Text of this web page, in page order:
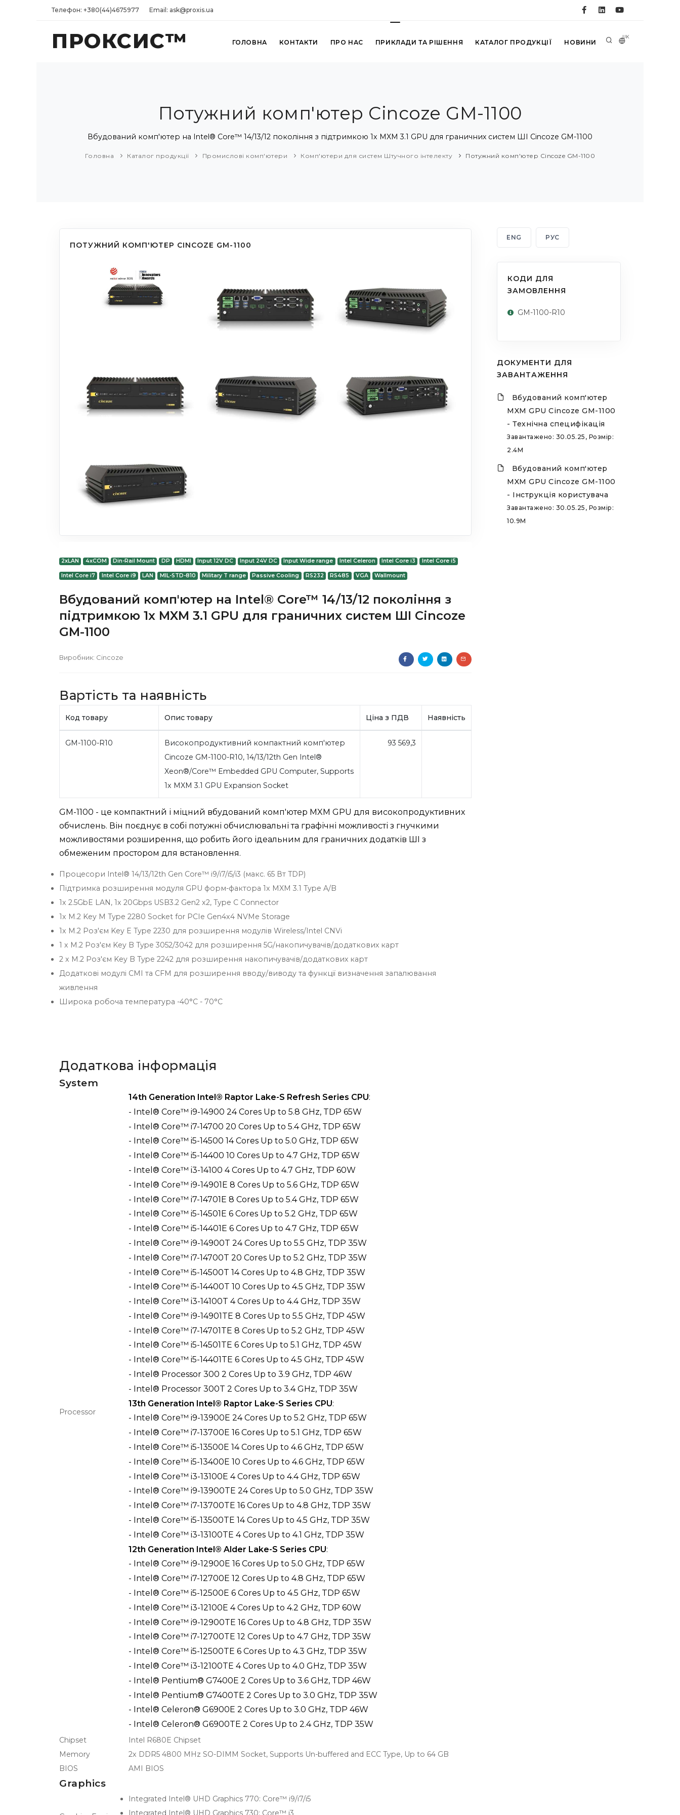
Телефон: +380(44)4675977 Email: ask@proxis.ua
ПРОКСИС™ UK
ГОЛОВНА КОНТАКТИ ПРО НАС ПРИКЛАДИ ТА РІШЕННЯ КАТАЛОГ ПРОДУКЦІЇ НОВИНИ
Потужний комп'ютер Cincoze GM-1100
Вбудований комп'ютер на Intel® Core™ 14/13/12 покоління з підтримкою 1x MXM 3.1 GPU для граничних систем ШІ Cincoze GM-1100
Головна Каталог продукції Промислові комп'ютери Комп'ютери для систем Штучного інтелекту Потужний комп'ютер Cincoze GM-1100
ПОТУЖНИЙ КОМП'ЮТЕР CINCOZE GM-1100
2xLAN 4xCOM Din-Rail Mount DP HDMI Input 12V DC Input 24V DC Input Wide range Intel Celeron Intel Core i3 Intel Core i5
Intel Core i7 Intel Core i9 LAN MIL-STD-810 Military T range Passive Cooling RS232 RS485 VGA Wallmount
Вбудований комп'ютер на Intel® Core™ 14/13/12 покоління з
підтримкою 1x MXM 3.1 GPU для граничних систем ШІ Cincoze
GM-1100
Виробник: Cincoze
Вартість та наявність
Код товару Опис товару Ціна з ПДВ Наявність
GM-1100-R10
Високопродуктивний компактний комп'ютер
Cincoze GM-1100-R10, 14/13/12th Gen Intel®
Xeon®/Core™ Embedded GPU Computer, Supports
1x MXM 3.1 GPU Expansion Socket
93 569,3
GM-1100 - це компактний і міцний вбудований комп'ютер MXM GPU для високопродуктивних
обчислень. Він поєднує в собі потужні обчислювальні та графічні можливості з гнучкими
можливостями розширення, що робить його ідеальним для граничних додатків ШІ з
обмеженим простором для встановлення.
Процесори Intel® 14/13/12th Gen Core™ i9/i7/i5/i3 (макс. 65 Вт TDP)
Підтримка розширення модуля GPU форм-фактора 1x MXM 3.1 Type A/B
1x 2.5GbE LAN, 1x 20Gbps USB3.2 Gen2 x2, Type C Connector
1x M.2 Key M Type 2280 Socket for PCIe Gen4x4 NVMe Storage
1x M.2 Роз'єм Key E Type 2230 для розширення модулів Wireless/Intel CNVi
1 x M.2 Роз'єм Key B Type 3052/3042 для розширення 5G/накопичувачів/додаткових карт
2 x M.2 Роз'єм Key B Type 2242 для розширення накопичувачів/додаткових карт
Додаткові модулі CMI та CFM для розширення вводу/виводу та функції визначення запалювання
живлення
Широка робоча температура -40°C - 70°C
Додаткова інформація
System
Processor
14th Generation Intel® Raptor Lake-S Refresh Series CPU:
- Intel® Core™ i9-14900 24 Cores Up to 5.8 GHz, TDP 65W
- Intel® Core™ i7-14700 20 Cores Up to 5.4 GHz, TDP 65W
- Intel® Core™ i5-14500 14 Cores Up to 5.0 GHz, TDP 65W
- Intel® Core™ i5-14400 10 Cores Up to 4.7 GHz, TDP 65W
- Intel® Core™ i3-14100 4 Cores Up to 4.7 GHz, TDP 60W
- Intel® Core™ i9-14901E 8 Cores Up to 5.6 GHz, TDP 65W
- Intel® Core™ i7-14701E 8 Cores Up to 5.4 GHz, TDP 65W
- Intel® Core™ i5-14501E 6 Cores Up to 5.2 GHz, TDP 65W
- Intel® Core™ i5-14401E 6 Cores Up to 4.7 GHz, TDP 65W
- Intel® Core™ i9-14900T 24 Cores Up to 5.5 GHz, TDP 35W
- Intel® Core™ i7-14700T 20 Cores Up to 5.2 GHz, TDP 35W
- Intel® Core™ i5-14500T 14 Cores Up to 4.8 GHz, TDP 35W
- Intel® Core™ i5-14400T 10 Cores Up to 4.5 GHz, TDP 35W
- Intel® Core™ i3-14100T 4 Cores Up to 4.4 GHz, TDP 35W
- Intel® Core™ i9-14901TE 8 Cores Up to 5.5 GHz, TDP 45W
- Intel® Core™ i7-14701TE 8 Cores Up to 5.2 GHz, TDP 45W
- Intel® Core™ i5-14501TE 6 Cores Up to 5.1 GHz, TDP 45W
- Intel® Core™ i5-14401TE 6 Cores Up to 4.5 GHz, TDP 45W
- Intel® Processor 300 2 Cores Up to 3.9 GHz, TDP 46W
- Intel® Processor 300T 2 Cores Up to 3.4 GHz, TDP 35W
13th Generation Intel® Raptor Lake-S Series CPU:
- Intel® Core™ i9-13900E 24 Cores Up to 5.2 GHz, TDP 65W
- Intel® Core™ i7-13700E 16 Cores Up to 5.1 GHz, TDP 65W
- Intel® Core™ i5-13500E 14 Cores Up to 4.6 GHz, TDP 65W
- Intel® Core™ i5-13400E 10 Cores Up to 4.6 GHz, TDP 65W
- Intel® Core™ i3-13100E 4 Cores Up to 4.4 GHz, TDP 65W
- Intel® Core™ i9-13900TE 24 Cores Up to 5.0 GHz, TDP 35W
- Intel® Core™ i7-13700TE 16 Cores Up to 4.8 GHz, TDP 35W
- Intel® Core™ i5-13500TE 14 Cores Up to 4.5 GHz, TDP 35W
- Intel® Core™ i3-13100TE 4 Cores Up to 4.1 GHz, TDP 35W
12th Generation Intel® Alder Lake-S Series CPU:
- Intel® Core™ i9-12900E 16 Cores Up to 5.0 GHz, TDP 65W
- Intel® Core™ i7-12700E 12 Cores Up to 4.8 GHz, TDP 65W
- Intel® Core™ i5-12500E 6 Cores Up to 4.5 GHz, TDP 65W
- Intel® Core™ i3-12100E 4 Cores Up to 4.2 GHz, TDP 60W
- Intel® Core™ i9-12900TE 16 Cores Up to 4.8 GHz, TDP 35W
- Intel® Core™ i7-12700TE 12 Cores Up to 4.7 GHz, TDP 35W
- Intel® Core™ i5-12500TE 6 Cores Up to 4.3 GHz, TDP 35W
- Intel® Core™ i3-12100TE 4 Cores Up to 4.0 GHz, TDP 35W
- Intel® Pentium® G7400E 2 Cores Up to 3.6 GHz, TDP 46W
- Intel® Pentium® G7400TE 2 Cores Up to 3.0 GHz, TDP 35W
- Intel® Celeron® G6900E 2 Cores Up to 3.0 GHz, TDP 46W
- Intel® Celeron® G6900TE 2 Cores Up to 2.4 GHz, TDP 35W
Chipset
Intel R680E Chipset
Memory
2x DDR5 4800 MHz SO-DIMM Socket, Supports Un-buffered and ECC Type, Up to 64 GB
BIOS
AMI BIOS
Graphics
Integrated Intel® UHD Graphics 770: Core™ i9/i7/i5
Integrated Intel® UHD Graphics 730: Core™ i3
ENG РУС
КОДИ ДЛЯ
ЗАМОВЛЕННЯ
GM-1100-R10
ДОКУМЕНТИ ДЛЯ
ЗАВАНТАЖЕННЯ
Вбудований комп'ютер
MXM GPU Cincoze GM-1100
- Технічна специфікація
Завантажено: 30.05.25, Розмір:
2.4M
Вбудований комп'ютер
MXM GPU Cincoze GM-1100
- Інструкція користувача
Завантажено: 30.05.25, Розмір:
10.9M